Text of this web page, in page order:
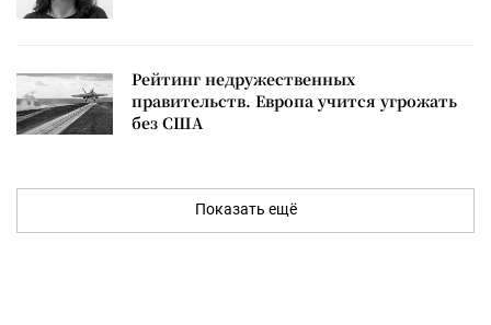
Рейтинг недружественных
правительств. Европа учится угрожать
без США
Показать ещё